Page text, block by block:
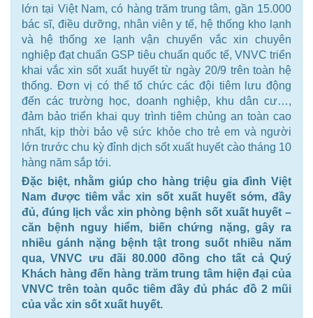
lớn tại Việt Nam, có hàng trăm trung tâm, gần 15.000
bác sĩ, điều dưỡng, nhân viên y tế, hệ thống kho lạnh
và hệ thống xe lạnh vận chuyển vắc xin chuyên
nghiệp đạt chuẩn GSP tiêu chuẩn quốc tế, VNVC triển
khai vắc xin sốt xuất huyết từ ngày 20/9 trên toàn hệ
thống. Đơn vị có thể tổ chức các đội tiêm lưu động
đến các trường học, doanh nghiệp, khu dân cư…,
đảm bảo triển khai quy trình tiêm chủng an toàn cao
nhất, kịp thời bảo vệ sức khỏe cho trẻ em và người
lớn trước chu kỳ đỉnh dịch sốt xuất huyết cào tháng 10
hàng năm sắp tới.
Đặc biệt, nhằm giúp cho hàng triệu gia đình Việt
Nam được tiêm vắc xin sốt xuất huyết sớm, đầy
đủ, đúng lịch vắc xin phòng bệnh sốt xuất huyết –
căn bệnh nguy hiểm, biến chứng nặng, gây ra
nhiều gánh nặng bệnh tật trong suốt nhiều năm
qua, VNVC ưu đãi 80.000 đồng cho tất cả Quý
Khách hàng đến hàng trăm trung tâm hiện đại của
VNVC trên toàn quốc tiêm đầy đủ phác đồ 2 mũi
của vắc xin sốt xuất huyết.